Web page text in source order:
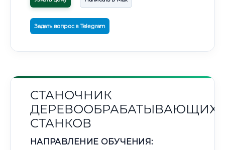
Задать вопрос в Telegram
СТАНОЧНИК
ДЕРЕВООБРАБАТЫВАЮЩИХ
СТАНКОВ
НАПРАВЛЕНИЕ ОБУЧЕНИЯ: